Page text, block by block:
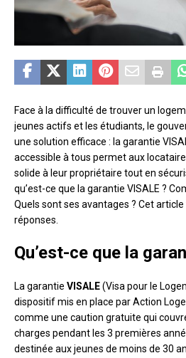
Face à la difficulté de trouver un
jeunes actifs et les étudiants, le
une solution efficace : la garantie
accessible à tous permet aux
solide à leur propriétaire tout en
qu’est-ce que la garantie VISALE ?
Quels sont ses avantages ? Cet
réponses.
Qu’est-ce que la
La garantie VISALE(Visa pour le
dispositif mis en place par Action
comme une caution gratuite qui
charges pendant les 3 premières
destinée aux jeunes de moins de 30